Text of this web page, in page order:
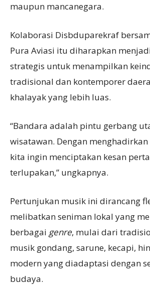
maupun mancanegara.
Kolaborasi Disbduparekraf
Pura Aviasi itu diharapkan
strategis untuk menampilkan
tradisional dan kontemporer
khalayak yang lebih luas.
“Bandara adalah pintu gerbang
wisatawan. Dengan
kita ingin menciptakan kesan
terlupakan,” ungkapnya.
Pertunjukan musik ini dirancang
melibatkan seniman lokal yang
berbagai genre, mulai dari
musik gondang, sarune, kecapi,
modern yang diadaptasi dengan
budaya.